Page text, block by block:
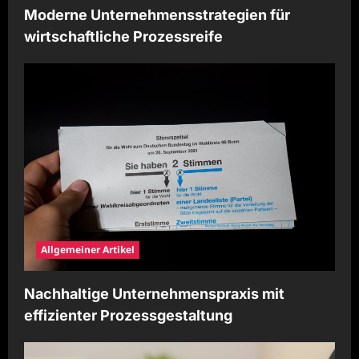
Moderne Unternehmensstrategien für
wirtschaftliche Prozessreife
Allgemeiner Artikel
Nachhaltige Unternehmenspraxis mit
effizienter Prozessgestaltung